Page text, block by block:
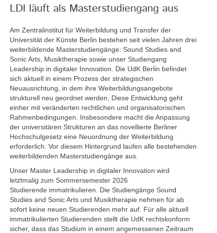
LDI läuft als Masterstudiengang aus
Am Zentralinstitut für Weiterbildung und Transfer der
Universität der Künste Berlin bestehen seit vielen Jahren drei
weiterbildende Masterstudiengänge: Sound Studies and
Sonic Arts, Musiktherapie sowie unser Studiengang
Leadership in digitaler Innovation. Die UdK Berlin befindet
sich aktuell in einem Prozess der strategischen
Neuausrichtung, in dem ihre Weiterbildungsangebote
strukturell neu geordnet werden. Diese Entwicklung geht
einher mit veränderten rechtlichen und organisatorischen
Rahmenbedingungen. Insbesondere macht die Anpassung
der universitären Strukturen an das novellierte Berliner
Hochschulgesetz eine Neuordnung der Weiterbildung
erforderlich. Vor diesem Hintergrund laufen alle bestehenden
weiterbildenden Masterstudiengänge aus.
Unser Master Leadership in digitaler Innovation wird
letztmalig zum Sommersemester 2026
Studierende immatrikulieren. Die Studiengänge Sound
Studies and Sonic Arts und Musiktherapie nehmen für ab
sofort keine neuen Studierenden mehr auf. Für alle aktuell
immatrikulierten Studierenden stellt die UdK rechtskonform
sicher, dass das Studium in einem angemessenen Zeitraum